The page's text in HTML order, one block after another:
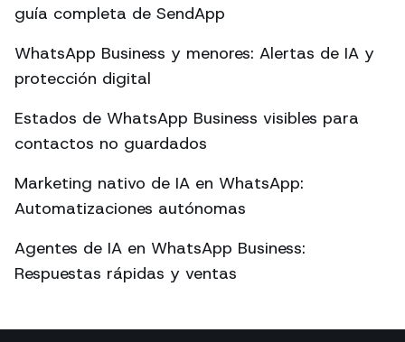
guía completa de SendApp
WhatsApp Business y menores: Alertas de IA y
protección digital
Estados de WhatsApp Business visibles para
contactos no guardados
Marketing nativo de IA en WhatsApp:
Automatizaciones autónomas
Agentes de IA en WhatsApp Business:
Respuestas rápidas y ventas